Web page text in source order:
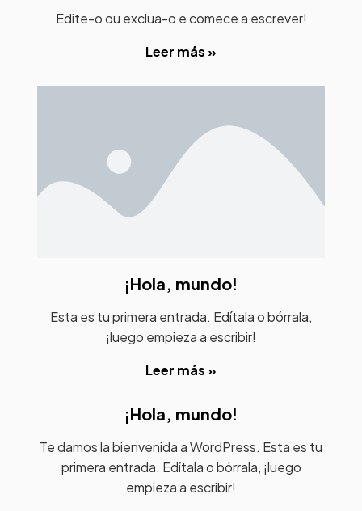
Edite-o ou exclua-o e comece a escrever!
Leer más »
¡Hola, mundo!
Esta es tu primera entrada. Edítala o bórrala,
¡luego empieza a escribir!
Leer más »
¡Hola, mundo!
Te damos la bienvenida a WordPress. Esta es tu
primera entrada. Edítala o bórrala, ¡luego
empieza a escribir!